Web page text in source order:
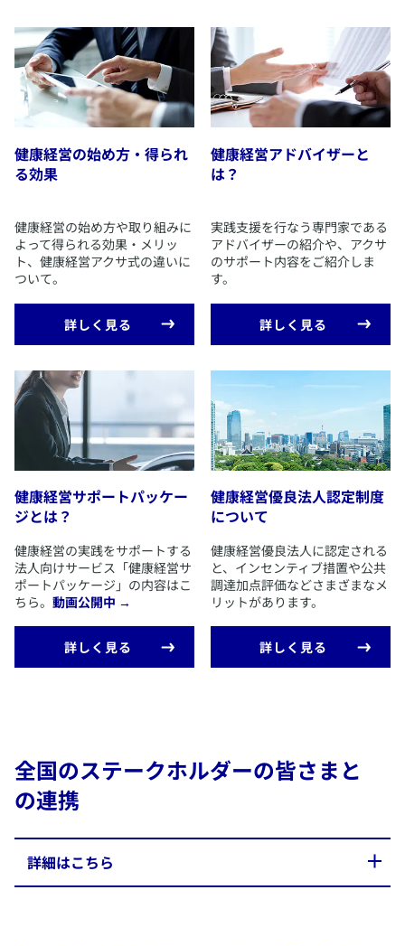
【理念】企業の永続的発展と従業員一人ひとりの幸せに貢
献する
アクサ生命は、企業と地域社会の永続的発展を目的に、
自治体、商工団体、公的保険者をはじめとするステークホ
ルダーの皆さまと連携し、
2014年から上記理念に基づき健康経営の普及啓発・実践
支援を行っています。
全国に配置する健康経営アドバイザー・エキスパートアド
経営者と従業員の皆さまに寄り添い、実効性の高い健康経
営の実践をご支援してまいります。
健康経営コンサルティング自己宣言制度の概要
​保険業法に定める付随業務の要件である「地域の活性化、産
業の生産性の向上その他持続可能な社会の構築に資する業
務」として、健康経営を推進しています。
​健康経営の実践において、仕事と治療の両立支援等を目的と
した福利厚生に資する保険商品のご案内をニーズに応じて行
います。
プログラム」（一部有償）については、グループ会社のアク
サライフケア株式会社よりご提供します。
健康経営の始め方・得られ
る効果
​健康経営の始め方や取り組みに
よって得られる効果・メリッ
ト、健康経営アクサ式の違いに
ついて。
​詳しく見る
健康経営アドバイザーと
は？
​実践支援を行なう専門家である
アドバイザーの紹介や、アクサ
のサポート内容をご紹介しま
す。
​詳しく見る
​健康経営サポートパッケー
ジとは？
​健康経営の実践をサポートする
法人向けサービス「健康経営サ
ポートパッケージ」の内容はこ
ちら。 動画公開中 →
​詳しく見る
​健康経営優良法人認定制度
について
​健康経営優良法人に認定される
と、インセンティブ措置や公共
調達加点評価などさまざまなメ
リットがあります。
​詳しく見る
全国のステークホルダーの皆さまと
の連携
​詳細はこちら